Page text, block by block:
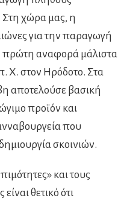
χώρα μας, η
για την παραγωγή
πρώτη αναφορά μάλιστα
X. στον Ηρόδοτο. Στα
αποτελούσε βασική
προϊόν και
που
σκοινιών.
και τους
θετικό ότι